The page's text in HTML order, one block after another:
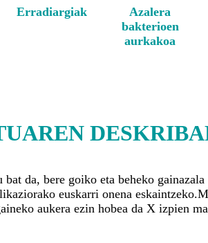
Erradiargiak
Azalera
bakterioen
aurkakoa
da, bere goiko eta beheko
euskarri onena
aukera ezin hobea da X izpien